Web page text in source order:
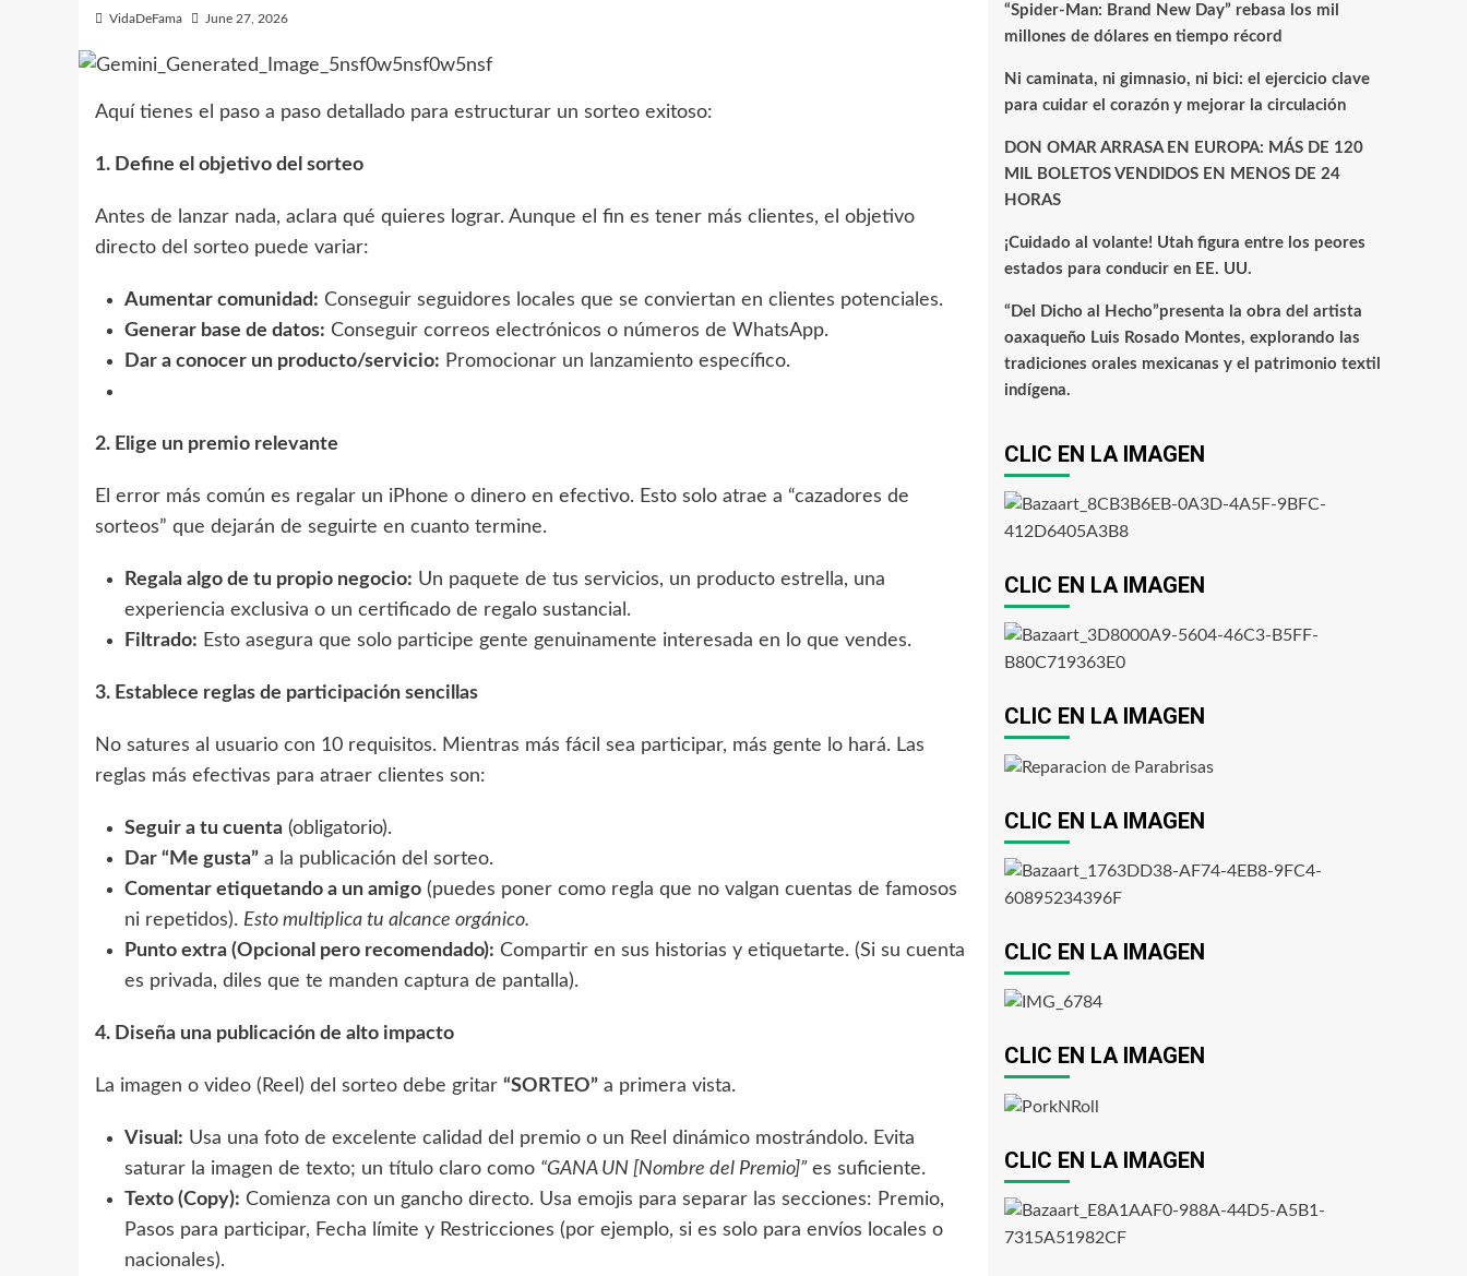
VidaDeFama June 27, 2026
Aquí tienes el paso a paso detallado para estructurar un sorteo exitoso:
1. Define el objetivo del sorteo
Antes de lanzar nada, aclara qué quieres lograr. Aunque el fin es tener más clientes, el objetivo
directo del sorteo puede variar:
Aumentar comunidad: Conseguir seguidores locales que se conviertan en clientes potenciales.
Generar base de datos: Conseguir correos electrónicos o números de WhatsApp.
Dar a conocer un producto/servicio: Promocionar un lanzamiento específico.
2. Elige un premio relevante
El error más común es regalar un iPhone o dinero en efectivo. Esto solo atrae a “cazadores de
sorteos” que dejarán de seguirte en cuanto termine.
Regala algo de tu propio negocio: Un paquete de tus servicios, un producto estrella, una
experiencia exclusiva o un certificado de regalo sustancial.
Filtrado: Esto asegura que solo participe gente genuinamente interesada en lo que vendes.
3. Establece reglas de participación sencillas
No satures al usuario con 10 requisitos. Mientras más fácil sea participar, más gente lo hará. Las
reglas más efectivas para atraer clientes son:
Seguir a tu cuenta (obligatorio).
Dar “Me gusta” a la publicación del sorteo.
Comentar etiquetando a un amigo (puedes poner como regla que no valgan cuentas de famosos
ni repetidos). Esto multiplica tu alcance orgánico.
Punto extra (Opcional pero recomendado): Compartir en sus historias y etiquetarte. (Si su cuenta
es privada, diles que te manden captura de pantalla).
4. Diseña una publicación de alto impacto
La imagen o video (Reel) del sorteo debe gritar “SORTEO” a primera vista.
Visual: Usa una foto de excelente calidad del premio o un Reel dinámico mostrándolo. Evita
saturar la imagen de texto; un título claro como “GANA UN [Nombre del Premio]” es suficiente.
Texto (Copy): Comienza con un gancho directo. Usa emojis para separar las secciones: Premio,
Pasos para participar, Fecha límite y Restricciones (por ejemplo, si es solo para envíos locales o
nacionales).
“Spider-Man: Brand New Day” rebasa los mil
millones de dólares en tiempo récord
Ni caminata, ni gimnasio, ni bici: el ejercicio clave
para cuidar el corazón y mejorar la circulación
DON OMAR ARRASA EN EUROPA: MÁS DE 120
MIL BOLETOS VENDIDOS EN MENOS DE 24
HORAS
¡Cuidado al volante! Utah figura entre los peores
estados para conducir en EE. UU.
“Del Dicho al Hecho”presenta la obra del artista
oaxaqueño Luis Rosado Montes, explorando las
tradiciones orales mexicanas y el patrimonio textil
indígena.
CLIC EN LA IMAGEN
CLIC EN LA IMAGEN
CLIC EN LA IMAGEN
CLIC EN LA IMAGEN
CLIC EN LA IMAGEN
CLIC EN LA IMAGEN
CLIC EN LA IMAGEN